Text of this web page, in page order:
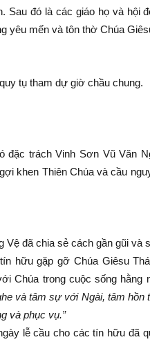
Sau đó là các giáo họ và hội
yêu mến và tôn thờ Chúa
tụ tham dự giờ chầu chung.
đặc trách Vinh Sơn Vũ Văn
khen Thiên Chúa và cầu
Vệ đã chia sẻ cách gần gũi và
hữu gặp gỡ Chúa Giêsu
Chúa trong cuộc sống hằng
và tâm sựvới Ngài, tâm hồn
và phục vụ.”
lễ cầu cho các tín hữu đã